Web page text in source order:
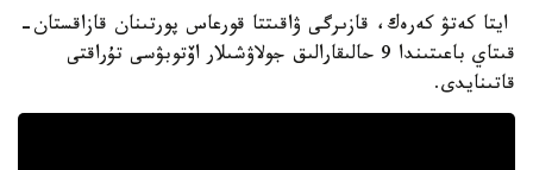
ايتا كەتۋ كەرەك، قازىرگى ۋاقىتتا قورعاس پورتىنان قازاقستان-
قىتاي باعىتىندا 9 حالىقارالىق جولاۋشىلار اۆتوبۋسى تۇراقتى
قاتىنايدى.